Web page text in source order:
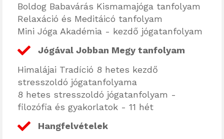
Boldog Babavárás Kismamajóga tanfolyam
Relaxáció és Meditáicó tanfolyam
Mini Jóga Akadémia - kezdő jógatanfolyam
Jógával Jobban Megy tanfolyam
Himalájai Tradíció 8 hetes kezdő
stresszoldó jógatanfolyama
8 hetes stresszoldó jógatanfolyam -
filozófia és gyakorlatok - 11 hét
Hangfelvételek